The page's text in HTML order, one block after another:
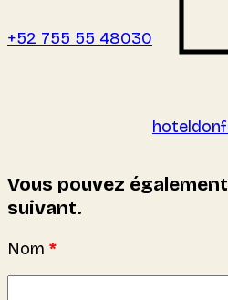
+52 755 55 48030
Vous pouvez
suivant.
Nom *